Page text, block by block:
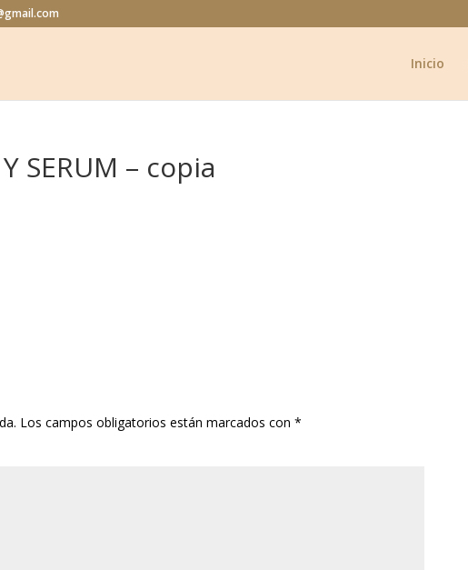
Inicio
SERUM – copia
Los campos obligatorios están marcados con*